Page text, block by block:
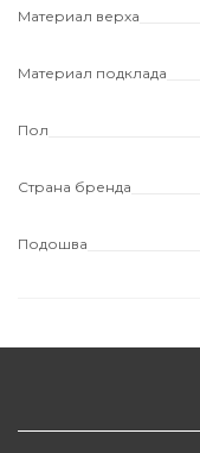
Материал верха
Материал подклада
Пол
Страна бренда
Подошва